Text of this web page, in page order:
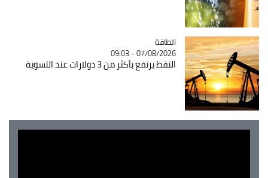
Catégorie
الطاقة
07/08/2026 - 09:03
النفط يرتفع بأكثر من 3 دولارات عند التسوية